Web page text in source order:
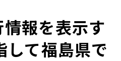
報を表示す
して福島県で